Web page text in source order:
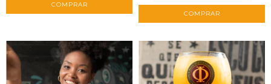
COMPRAR
COMPRAR